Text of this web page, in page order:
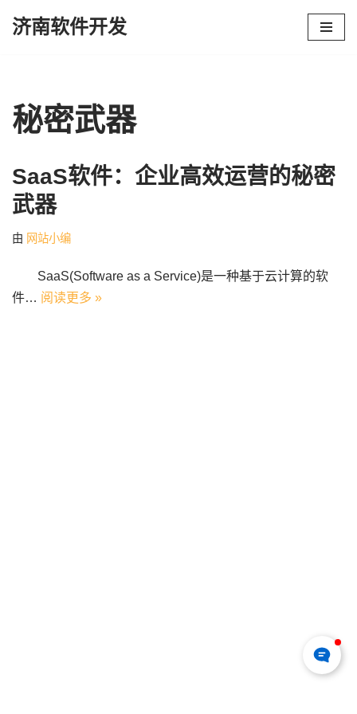
文
济南软件开发
秘密武器
SaaS软件：企业高效运营的秘密
武器
由 网站小编
SaaS(Software as a Service)是一种基于云计算的软
件… 阅读更多 »